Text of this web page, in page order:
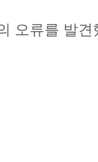
오류를 발